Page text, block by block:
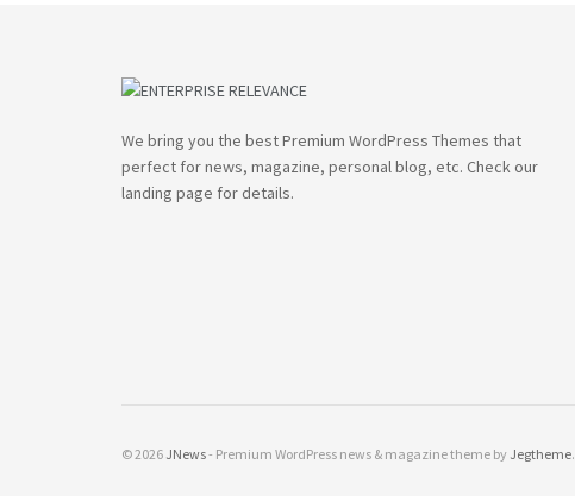
We bring you the best Premium WordPress Themes that
perfect for news, magazine, personal blog, etc. Check our
landing page for details.
© 2026 JNews- Premium WordPress news & magazine theme by Jegtheme.